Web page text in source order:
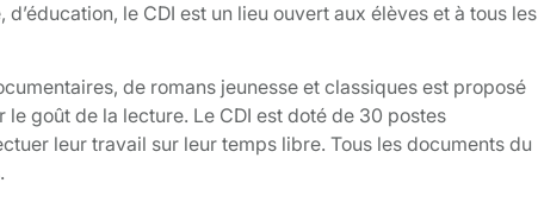
le CDI est un lieu ouvert aux élèves et à tous les
de romans jeunesse et classiques est proposé
goût de la lecture. Le CDI est doté de 30 postes
leur travail sur leur temps libre. Tous les documents du